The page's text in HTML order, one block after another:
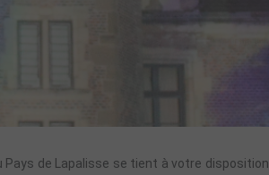
Pays de Lapalisse se tient à votre disposition